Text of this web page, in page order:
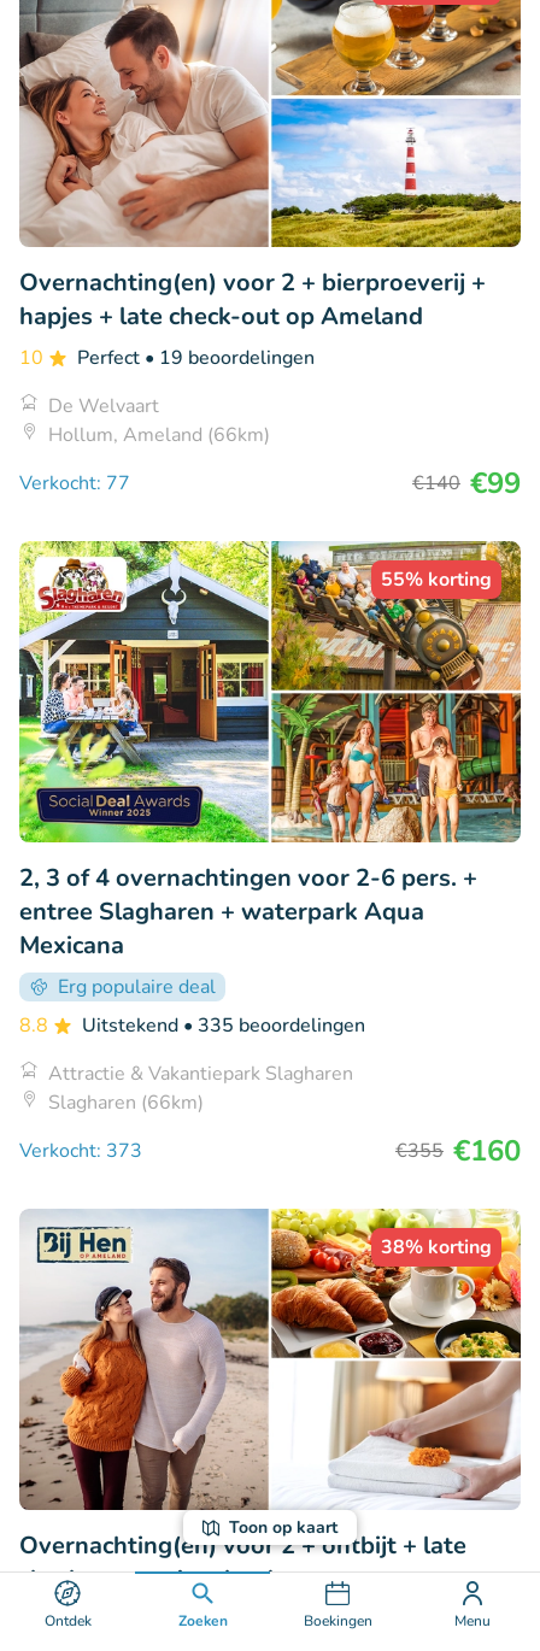
Ontdek Zoeken Boekingen Menu
Toon op kaart
Overnachting(en) voor 2 + bierproeverij +
hapjes + late check-out op Ameland
10 Perfect • 19 beoordelingen
De Welvaart
Hollum, Ameland (66km)
Verkocht: 77
€140 €99
55% korting
2, 3 of 4 overnachtingen voor 2-6 pers. +
entree Slagharen + waterpark Aqua
Mexicana
Erg populaire deal
8.8
Uitstekend • 335 beoordelingen
Attractie & Vakantiepark Slagharen
Slagharen (66km)
Verkocht: 373
€355 €160
38% korting
Overnachting(en) voor 2 + ontbijt + late
check-out op Ameland
9.7 Perfect • 60 beoordelingen